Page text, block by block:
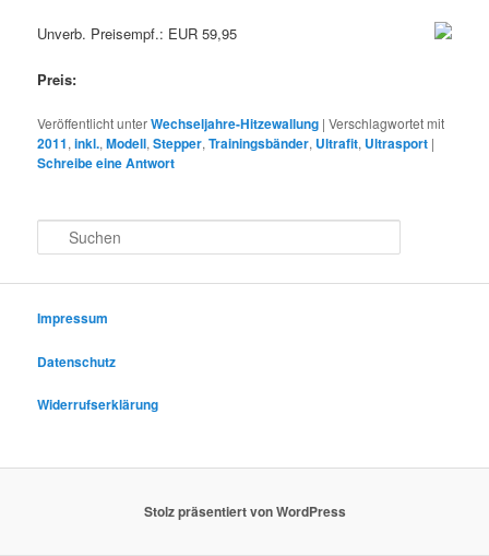
Unverb. Preisempf.: EUR 59,95
Preis:
Veröffentlicht unterWechseljahre-Hitzewallung |Verschlagwortet mit
2011,inkl.,Modell,Stepper,Trainingsbänder, Ultrafit, Ultrasport |
Schreibe eine Antwort
u
e
Impressum
Datenschutz
Widerrufserklärung
Stolz präsentiert von WordPress